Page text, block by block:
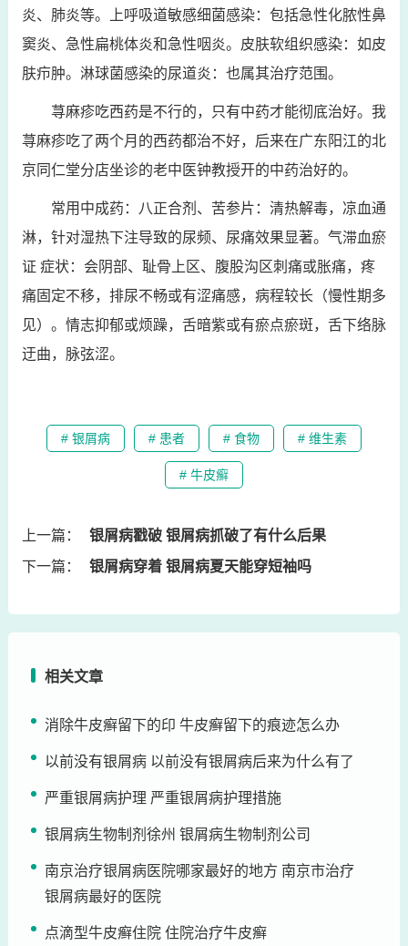
炎、肺炎等。上呼吸道敏感细菌感染：包括急性化脓性鼻
窦炎、急性扁桃体炎和急性咽炎。皮肤软组织感染：如皮
肤疖肿。淋球菌感染的尿道炎：也属其治疗范围。
荨麻疹吃西药是不行的，只有中药才能彻底治好。我
荨麻疹吃了两个月的西药都治不好，后来在广东阳江的北
京同仁堂分店坐诊的老中医钟教授开的中药治好的。
常用中成药：八正合剂、苦参片：清热解毒，凉血通
淋，针对湿热下注导致的尿频、尿痛效果显著。气滞血瘀
证 症状：会阴部、耻骨上区、腹股沟区刺痛或胀痛，疼
痛固定不移，排尿不畅或有涩痛感，病程较长（慢性期多
见）。情志抑郁或烦躁，舌暗紫或有瘀点瘀斑，舌下络脉
迂曲，脉弦涩。
# 银屑病 # 患者 # 食物 # 维生素
# 牛皮癣
上一篇：
银屑病戳破 银屑病抓破了有什么后果
下一篇：
银屑病穿着 银屑病夏天能穿短袖吗
相关文章
消除牛皮癣留下的印 牛皮癣留下的痕迹怎么办
以前没有银屑病 以前没有银屑病后来为什么有了
严重银屑病护理 严重银屑病护理措施
银屑病生物制剂徐州 银屑病生物制剂公司
南京治疗银屑病医院哪家最好的地方 南京市治疗
银屑病最好的医院
点滴型牛皮癣住院 住院治疗牛皮癣